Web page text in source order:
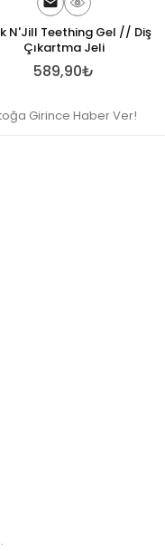
N'Jill Teething Gel // Diş
Çıkartma Jeli
589,90₺
Girince Haber Ver!